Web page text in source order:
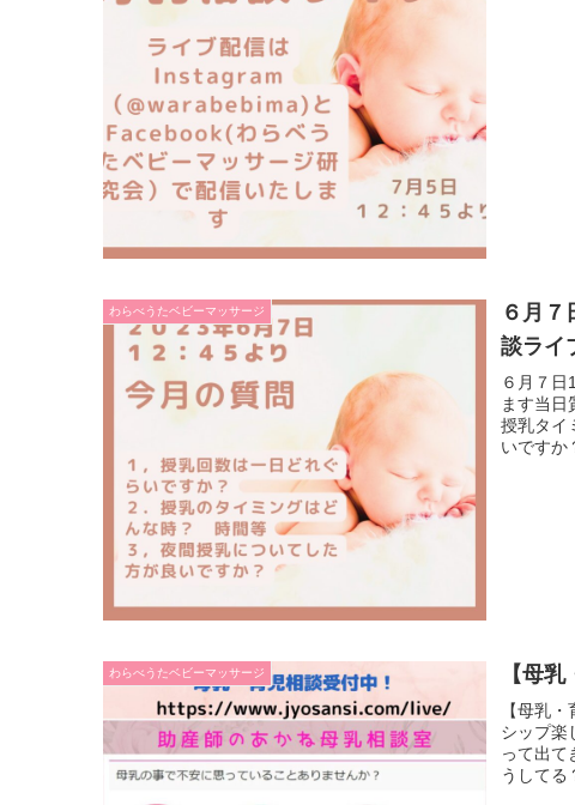
わらべうたベビーマッサージ
６月７
談ライ
６月７
ます当
授乳タ
いですか
わらべうたベビーマッサージ 【母
【母乳
シップ楽
って出て
うしてる